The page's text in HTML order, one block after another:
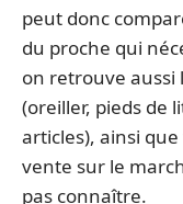
peut donc
du proche qui
on retrouve aussi
(oreiller, pieds de
articles), ainsi
vente sur le
pas connaître.